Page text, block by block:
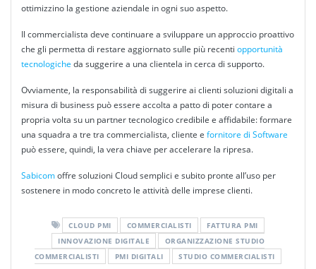
ottimizzino la gestione aziendale in ogni suo aspetto.
Il commercialista deve continuare a sviluppare un approccio proattivo
che gli permetta di restare aggiornato sulle più recenti opportunità
tecnologiche da suggerire a una clientela in cerca di supporto.
Ovviamente, la responsabilità di suggerire ai clienti soluzioni digitali a
misura di business può essere accolta a patto di poter contare a
propria volta su un partner tecnologico credibile e affidabile: formare
una squadra a tre tra commercialista, cliente e fornitore di Software
può essere, quindi, la vera chiave per accelerare la ripresa.
Sabicomoffre soluzioni Cloud semplici e subito pronte all’uso per
sostenere in modo concreto le attività delle imprese clienti.
CLOUD PMI COMMERCIALISTI
FATTURA PMI
INNOVAZIONE DIGITALE
ORGANIZZAZIONE STUDIO
COMMERCIALISTI
PMI DIGITALI STUDIO COMMERCIALISTI